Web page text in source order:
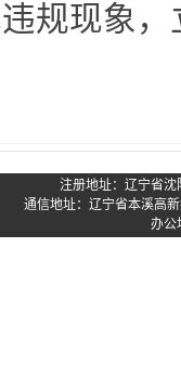
规现象
注册地址：辽宁省沈
通信地址：辽宁省本溪高
办公